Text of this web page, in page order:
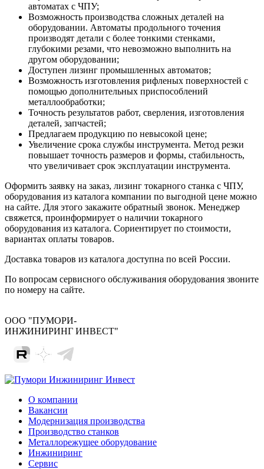
автоматах с ЧПУ;
Возможность производства сложных деталей на
оборудовании. Автоматы продольного точения
производят детали с более тонкими стенками,
глубокими резами, что невозможно выполнить на
другом оборудовании;
Доступен лизинг промышленных автоматов;
Возможность изготовления рифленых поверхностей с
помощью дополнительных приспособлений
металлообработки;
Точность результатов работ, сверления, изготовления
деталей, запчастей;
Предлагаем продукцию по невысокой цене;
Увеличение срока службы инструмента. Метод резки
повышает точность размеров и формы, стабильность,
что увеличивает срок эксплуатации инструмента.
Оформить заявку на заказ, лизинг токарного станка с ЧПУ,
оборудования из каталога компании по выгодной цене можно
на сайте. Для этого закажите обратный звонок. Менеджер
свяжется, проинформирует о наличии токарного
оборудования из каталога. Сориентирует по стоимости,
вариантах оплаты товаров.
Доставка товаров из каталога доступна по всей России.
По вопросам сервисного обслуживания оборудования звоните
по номеру на сайте.
ООО "ПУМОРИ-
ИНЖИНИРИНГ ИНВЕСТ"
О компании
Вакансии
Модернизация производства
Производство станков
Металлорежущее оборудование
Инжиниринг
Сервис